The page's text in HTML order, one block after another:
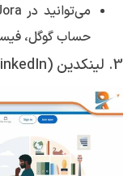
حساب گوگل،
3. لینکدین (LinkedIn)